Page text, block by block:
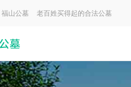
山公墓 老百姓买得起的合法公墓